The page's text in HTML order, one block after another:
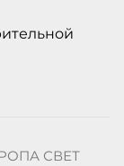
СВЕТ